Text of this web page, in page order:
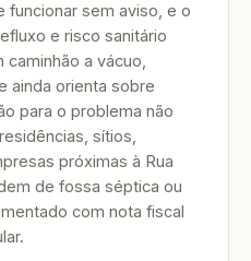
funcionar sem aviso, e o
e risco sanitário
a vácuo,
ainda orienta sobre
para o problema não
sítios,
próximas à Rua
de fossa séptica ou
com nota fiscal